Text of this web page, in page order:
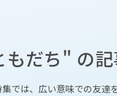
だち" の
集では、広い意味での友